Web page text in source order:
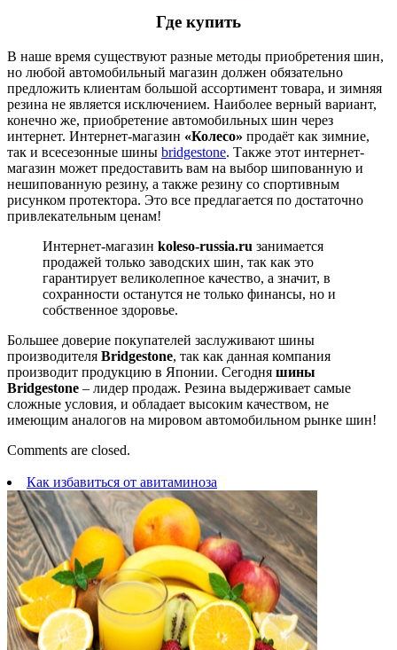
Где купить
В наше время существуют разные методы приобретения шин,
но любой автомобильный магазин должен обязательно
предложить клиентам большой ассортимент товара, и зимняя
резина не является исключением. Наиболее верный вариант,
конечно же, приобретение автомобильных шин через
интернет. Интернет-магазин «Колесо» продаёт как зимние,
так и всесезонные шины bridgestone. Также этот интернет-
магазин может предоставить вам на выбор шипованную и
нешипованную резину, а также резину со спортивным
рисунком протектора. Это все предлагается по достаточно
привлекательным ценам!
Интернет-магазин koleso-russia.ru занимается
продажей только заводских шин, так как это
гарантирует великолепное качество, а значит, в
сохранности останутся не только финансы, но и
собственное здоровье.
Большее доверие покупателей заслуживают шины
производителя Bridgestone, так как данная компания
производит продукцию в Японии. Сегодня шины
Bridgestone – лидер продаж. Резина выдерживает самые
сложные условия, и обладает высоким качеством, не
имеющим аналогов на мировом автомобильном рынке шин!
Comments are closed.
Как избавиться от авитаминоза